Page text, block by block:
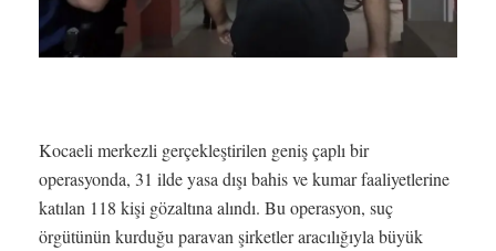
Kocaeli merkezli gerçekleştirilen geniş çaplı bir
operasyonda, 31 ilde yasa dışı bahis ve kumar faaliyetlerine
katılan 118 kişi gözaltına alındı. Bu operasyon, suç
örgütünün kurduğu paravan şirketler aracılığıyla büyük